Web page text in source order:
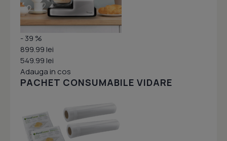
- 39 %
899.99 lei
549.99 lei
Adauga in cos
PACHET CONSUMABILE VIDARE